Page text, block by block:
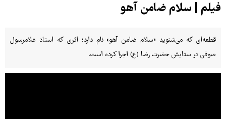
فیلم | سلام ضامن آهو
قطعه‌ای که می‌شنوید «سلام ضامن آهو» نام دارد؛ اثری که استاد غلامرسول
صوفی در ستایش حضرت رضا (ع) اجرا کرده است.